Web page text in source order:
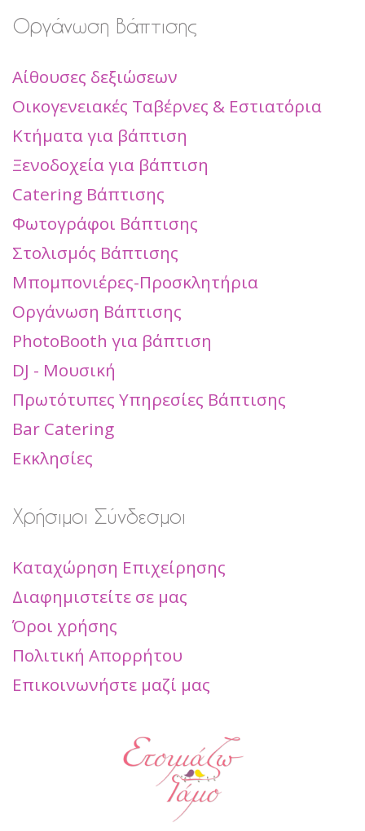
Οργάνωση Βάπτισης
Αίθουσες δεξιώσεων
Οικογενειακές Ταβέρνες & Εστιατόρια
Κτήματα για βάπτιση
Ξενοδοχεία για βάπτιση
Catering Βάπτισης
Φωτογράφοι Βάπτισης
Στολισμός Βάπτισης
Μπομπονιέρες-Προσκλητήρια
Οργάνωση Βάπτισης
PhotoBooth για βάπτιση
DJ - Μουσική
Πρωτότυπες Υπηρεσίες Βάπτισης
Bar Catering
Εκκλησίες
Χρήσιμοι Σύνδεσμοι
Καταχώρηση Επιχείρησης
Διαφημιστείτε σε μας
Όροι χρήσης
Πολιτική Απορρήτου
Επικοινωνήστε μαζί μας